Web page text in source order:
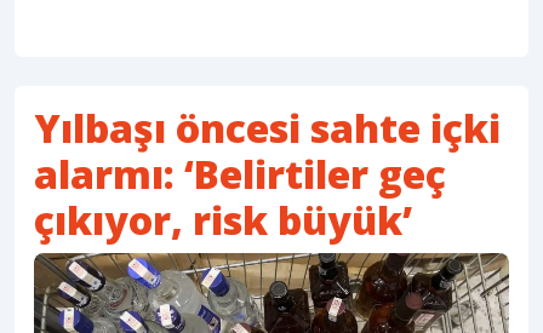
Yılbaşı öncesi sahte içki
alarmı: ‘Belirtiler geç
çıkıyor, risk büyük’